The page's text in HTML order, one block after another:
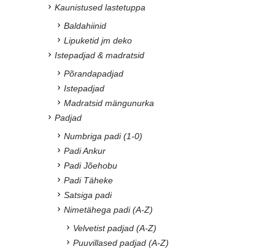
Kaunistused lastetuppa
Baldahiinid
Lipuketid jm deko
Istepadjad & madratsid
Põrandapadjad
Istepadjad
Madratsid mängunurka
Padjad
Numbriga padi (1-0)
Padi Ankur
Padi Jõehobu
Padi Täheke
Satsiga padi
Nimetähega padi (A-Z)
Velvetist padjad (A-Z)
Puuvillased padjad (A-Z)